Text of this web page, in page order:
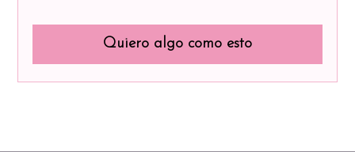
Quiero algo como esto